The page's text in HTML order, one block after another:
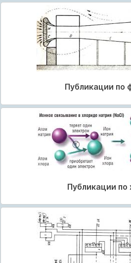
Публикации по
Публикации по